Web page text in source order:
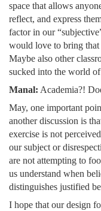
space that allows
reflect, and express
factor in our
would love to bring that
Maybe also other
sucked into the world of
Manal: Academia?!
May, one important
another discussion is
exercise is not
our subject or
are not attempting to
us understand when
distinguishes justified
I hope that our design